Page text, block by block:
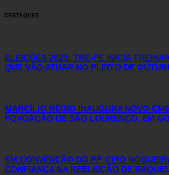
DESTAQUES
ELEIÇÕES 2023: TRE-PE INICIA
QUE VÃO ATUAR NO PLEITO DE
MARCÍLIO RÉGIO INAUGURA NOVO
POVOAÇÃO DE SÃO LOURENÇO, EM
EM CONVENÇÃO DO PP, CIRO
CONFIANÇA NA REELEIÇÃO DE